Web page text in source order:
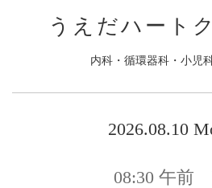
うえだハート
内科・循環器科・小児
2026.08.10
08:30 午前